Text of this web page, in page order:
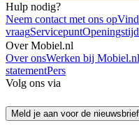
Hulp nodig?
Neem contact met ons op
vraagServicepunt
Over Mobiel.nl
Over onsWerken bij Mobiel.nl
statementPers
Volg ons via
Meld je aan voor de nieuwsbrief